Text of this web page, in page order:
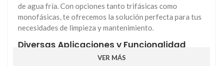
de agua fría. Con opciones tanto trifásicas como
monofásicas, te ofrecemos la solución perfecta para tus
necesidades de limpieza y mantenimiento.
Diversas Aplicaciones y Funcionalidad
VER MÁS